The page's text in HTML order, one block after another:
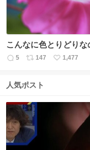
こんなに色とりどり
返
数
5
リ
ス
数
147
い
1,477
人気ポスト